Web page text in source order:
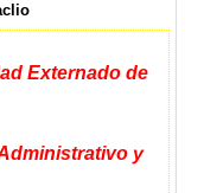
Externado de
y